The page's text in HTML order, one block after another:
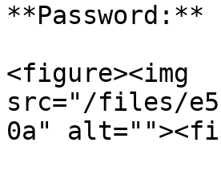
**Password:**
<figure><img
src="/files/
0a"